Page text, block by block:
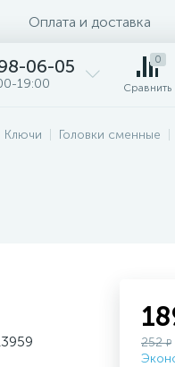
Оплата и доставка
06-05
19:00
0
Сравнить
Ключи Головки сменные
252₽